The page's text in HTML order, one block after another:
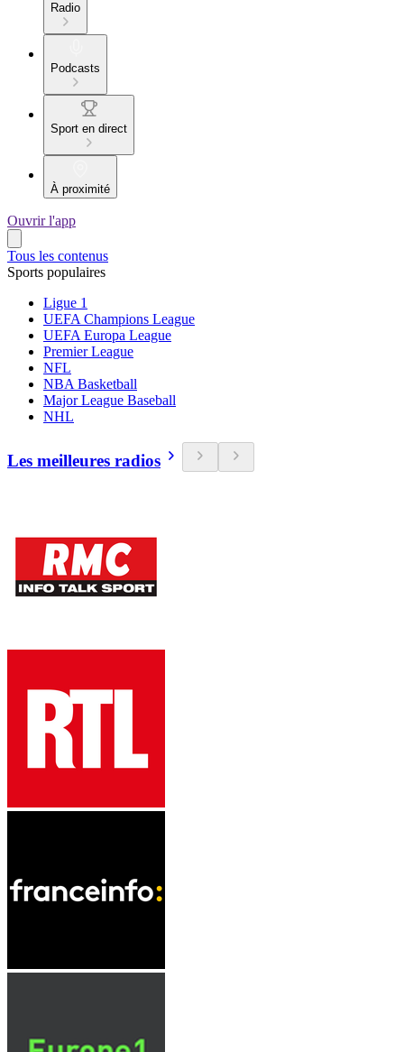
Radio
Podcasts
Sport en direct
À proximité
Ouvrir l'app
Tous les contenus
Sports populaires
Ligue 1
UEFA Champions League
UEFA Europa League
Premier League
NFL
NBA Basketball
Major League Baseball
NHL
Les meilleures radios